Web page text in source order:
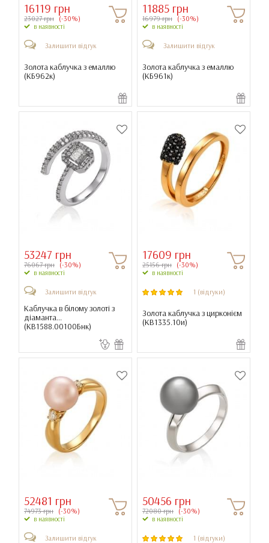
16119 грн
23027 грн (-30%)
в наявності
Залишити відгук
Золота каблучка з емаллю
(КБ962к)
11885 грн
16979 грн (-30%)
в наявності
Залишити відгук
Золота каблучка з емаллю
(КБ961к)
53247 грн
76067 грн (-30%)
в наявності
Залишити відгук
Каблучка в білому золоті з
діаманта...
(КВ1588.00100Бнк)
17609 грн
25156 грн (-30%)
в наявності
1 (відгуки)
Золота каблучка з цирконієм
(КВ1335.10и)
52481 грн
74973 грн (-30%)
в наявності
Залишити відгук
50456 грн
72080 грн (-30%)
в наявності
1 (відгуки)